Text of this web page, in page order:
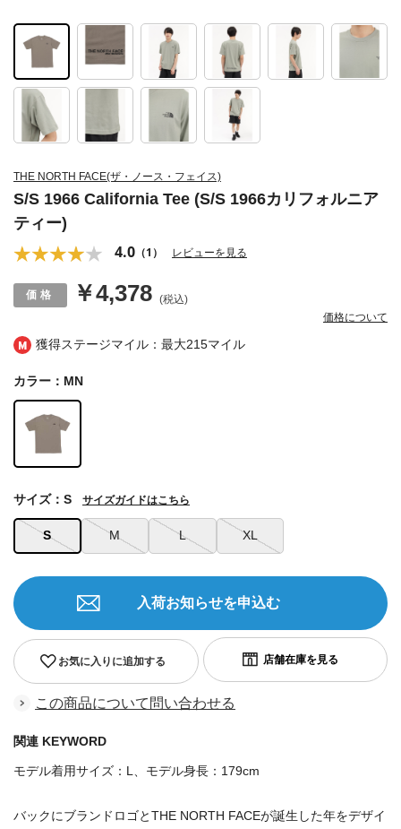
獲得ステージマイル：最大215マイル
THE NORTH FACE(ザ・ノース・フェイス)
S/S 1966 California Tee (S/S 1966カリフォルニア
ティー)
4.0 （1） レビューを見る
￥4,378 (税込)
価格について
カラー：MN
S M L XL
サイズ：S サイズガイドはこちら
お気に入りに追加する
入荷お知らせを申込む
この商品について問い合わせる
関連 KEYWORD
モデル着用サイズ：L、モデル身長：179cm
バックにブランドロゴとTHE NORTH FACEが誕生した年をデザイ